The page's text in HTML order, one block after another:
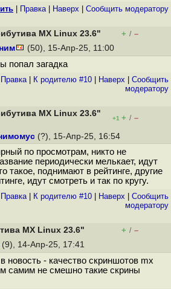
Правка| Наверх Cообщить модератору
MX Linux 23.6" + / –
(50), 15-Апр-25, 11:00
попал загадка
Правка| К родителю #10 Наверх
Cообщить
модератору
MX Linux 23.6"
+1 + / –
(?), 15-Апр-25, 16:54
по просмотрам, никто не
периодически мелькает, идут
такое, поднимают в рейтинге, другие
идут смотреть и так по кругу.
Правка| К родителю #10 Наверх
Cообщить
модератору
MX Linux 23.6" + / –
(9), 14-Апр-25, 17:41
новость - качество скриншотов mx
самим не смешно такие скрины